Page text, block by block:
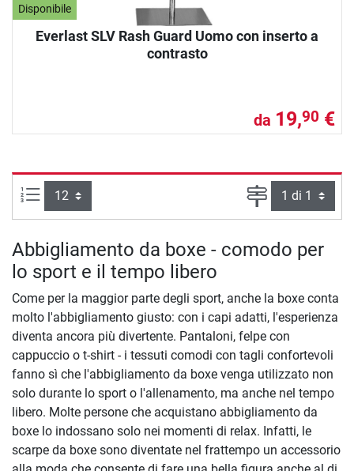
Disponibile
Everlast SLV Rash Guard Uomo con inserto a
contrasto
da 19,90 €
Articoli per pagina: Pagina
Abbigliamento da boxe - comodo per
lo sport e il tempo libero
Come per la maggior parte degli sport, anche la boxe conta
molto l'abbigliamento giusto: con i capi adatti, l'esperienza
diventa ancora più divertente. Pantaloni, felpe con
cappuccio o t-shirt - i tessuti comodi con tagli confortevoli
fanno sì che l'abbigliamento da boxe venga utilizzato non
solo durante lo sport o l'allenamento, ma anche nel tempo
libero. Molte persone che acquistano abbigliamento da
boxe lo indossano solo nei momenti di relax. Infatti, le
scarpe da boxe sono diventate nel frattempo un accessorio